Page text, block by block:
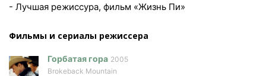
- Лучшая режиссура, фильм «Жизнь Пи»
Фильмы и сериалы режисcера
Горбатая гора 2005
Brokeback Mountain